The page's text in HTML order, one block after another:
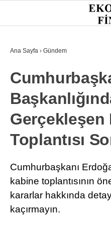
GÜNDEM
EKONOMI
FINANS
BORSA
KRIPTO
SEKTÖRLER
Ana Sayfa › Gündem
Gerçekleşen
Toplantısı
Cumhurbaşkanı
kabine toplantısının
kararlar hakkında
kaçırmayın.